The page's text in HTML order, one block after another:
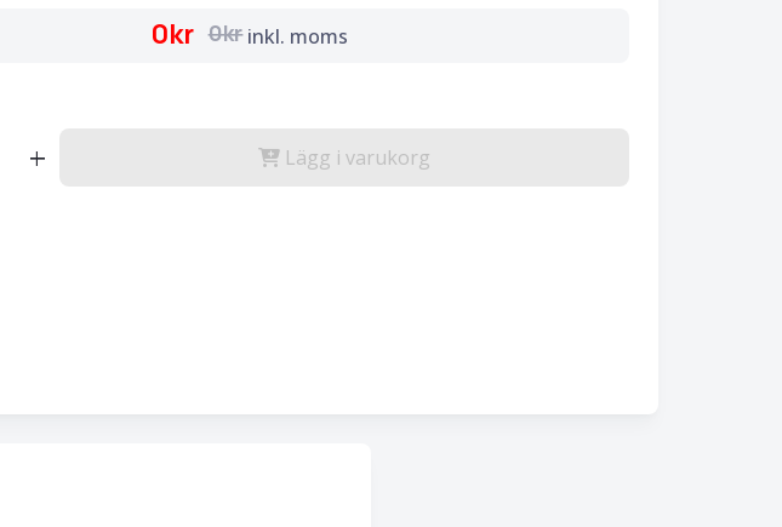
0kr 0kr inkl. moms
add Lägg i varukorg